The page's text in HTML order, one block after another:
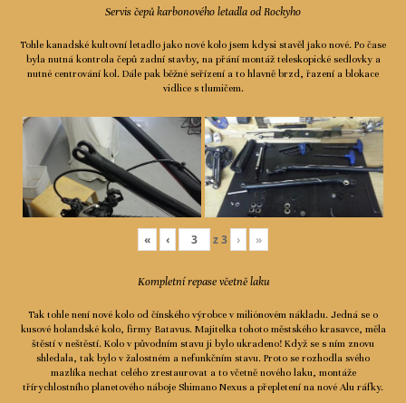
Servis čepů karbonového letadla od Rockyho
Tohle kanadské kultovní letadlo jako nové kolo jsem kdysi stavěl jako nové. Po čase
byla nutná kontrola čepů zadní stavby, na přání montáž teleskopické sedlovky a
nutné centrování kol. Dále pak běžné seřízení a to hlavně brzd, řazení a blokace
vidlice s tlumičem.
« ‹ z3 › »
Kompletní repase včetně laku
Tak tohle není nové kolo od čínského výrobce v miliónovém nákladu. Jedná se o
kusové holandské kolo, firmy Batavus. Majitelka tohoto městského krasavce, měla
štěstí v neštěstí. Kolo v původním stavu ji bylo ukradeno! Když se s ním znovu
shledala, tak bylo v žalostném a nefunkčním stavu. Proto se rozhodla svého
mazlíka nechat celého zrestaurovat a to včetně nového laku, montáže
třírychlostního planetového náboje Shimano Nexus a přepletení na nové Alu ráfky.